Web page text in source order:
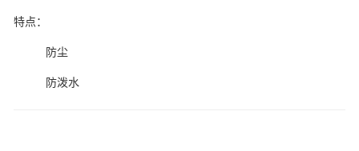
特点：
防尘
防泼水